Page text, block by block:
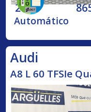
2020
Automático
Audi
A8 L 60 TFSIe